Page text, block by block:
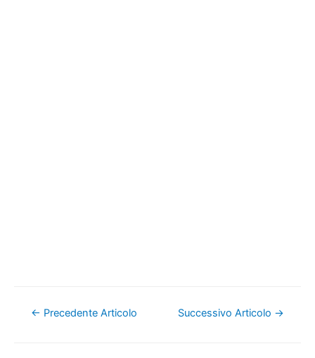
Navigazione
← Precedente Articolo Successivo Articolo →